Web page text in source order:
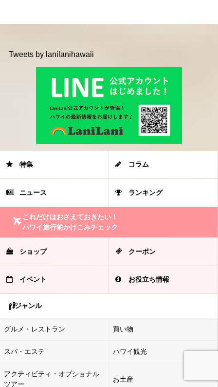
Tweets by lanilanihawaii
特集 コラム
ニュース ランキング
これだけはおさえておきたい！
ハワイ旅行前かけこみチェック
ショップ クーポン
イベント お役立ち情報
ジャンル
グルメ・レストラン 買い物
スパ・エステ ハワイ観光
アクティビティ・オプショナル
ツアー
お土産